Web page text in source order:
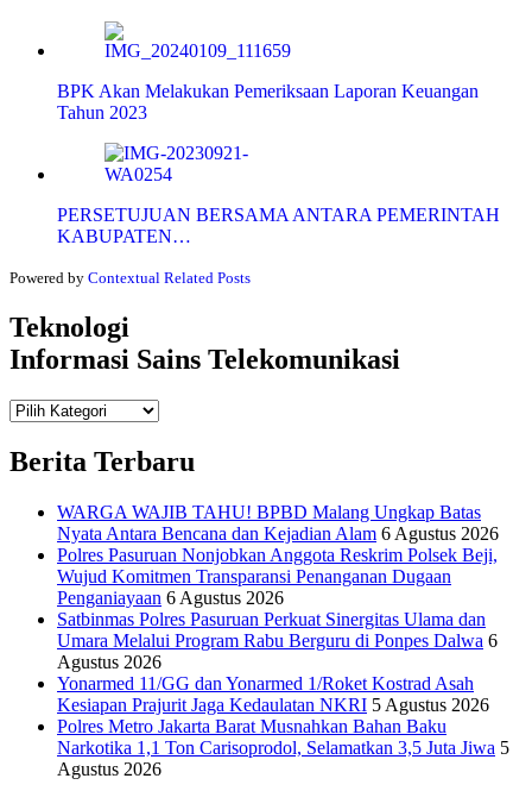
BPK Akan Melakukan Pemeriksaan Laporan Keuangan
Tahun 2023
PERSETUJUAN BERSAMA ANTARA PEMERINTAH
KABUPATEN…
Powered by Contextual Related Posts
Teknologi
Informasi Sains Telekomunikasi
Teknologi
Berita Terbaru
WARGA WAJIB TAHU! BPBD Malang Ungkap Batas
Nyata Antara Bencana dan Kejadian Alam 6 Agustus 2026
Polres Pasuruan Nonjobkan Anggota Reskrim Polsek Beji,
Wujud Komitmen Transparansi Penanganan Dugaan
Penganiayaan 6 Agustus 2026
Satbinmas Polres Pasuruan Perkuat Sinergitas Ulama dan
Umara Melalui Program Rabu Berguru di Ponpes Dalwa 6
Agustus 2026
Yonarmed 11/GG dan Yonarmed 1/Roket Kostrad Asah
Kesiapan Prajurit Jaga Kedaulatan NKRI 5 Agustus 2026
Polres Metro Jakarta Barat Musnahkan Bahan Baku
Narkotika 1,1 Ton Carisoprodol, Selamatkan 3,5 Juta Jiwa 5
Agustus 2026